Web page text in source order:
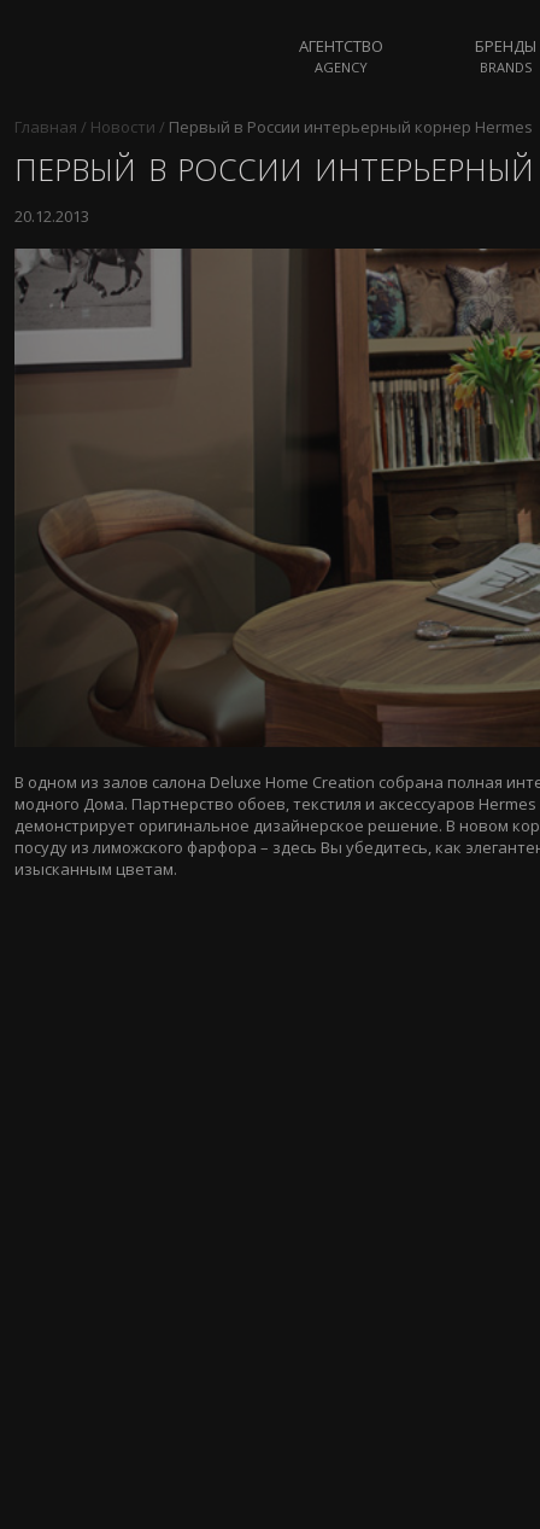
АГЕНТСТВО
AGENCY
БРЕНДЫ
BRANDS
Главная / Новости / Первый в России интерьерный корнер Hermes
ПЕРВЫЙ В РОССИИ ИНТЕРЬЕРНЫЙ
20.12.2013
В одном из залов салона Deluxe Home Creation собрана полная
модного Дома. Партнерство обоев, текстиля и аксессуаров
демонстрирует оригинальное дизайнерское решение. В новом
посуду из лиможского фарфора – здесь Вы убедитесь, как
изысканным цветам.